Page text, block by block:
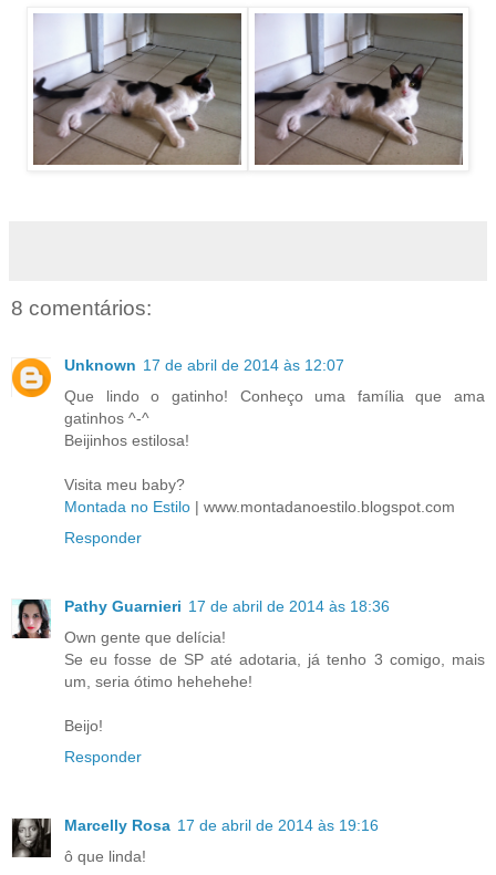
8 comentários:
Unknown 17 de abril de 2014 às 12:07
Que lindo o gatinho! Conheço uma família que ama
gatinhos ^-^
Beijinhos estilosa!
Visita meu baby?
Montada no Estilo | www.montadanoestilo.blogspot.com
Responder
Pathy Guarnieri 17 de abril de 2014 às 18:36
Own gente que delícia!
Se eu fosse de SP até adotaria, já tenho 3 comigo, mais
um, seria ótimo hehehehe!
Beijo!
Responder
Marcelly Rosa 17 de abril de 2014 às 19:16
ô que linda!